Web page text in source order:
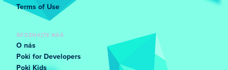
Terms of Use
SPOZNAJTE NÁS
O nás
Poki for Developers
Poki Kids